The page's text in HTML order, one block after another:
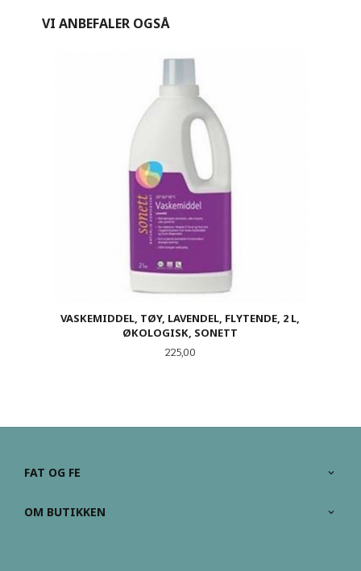
VI ANBEFALER OGSÅ
VASKEMIDDEL, TØY, LAVENDEL, FLYTENDE, 2 L,
ØKOLOGISK, SONETT
Pris
225,00
FAT OG FE
OM BUTIKKEN